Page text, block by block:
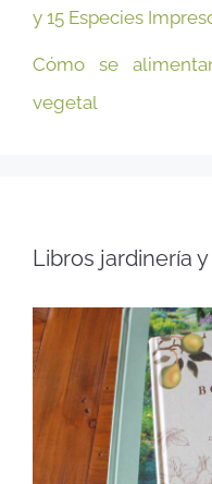
y 15 Especies
Cómo se
vegetal
Libros jardinería